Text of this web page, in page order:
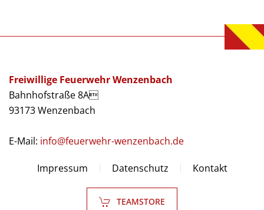
Freiwillige Feuerwehr Wenzenbach
Bahnhofstraße 8A
93173 Wenzenbach
E-Mail: info@feuerwehr-wenzenbach.de
Impressum Datenschutz Kontakt
TEAMSTORE